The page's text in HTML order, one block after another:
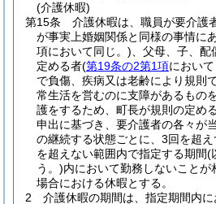
(介護休暇)
第15条
介護休暇は、職員が要介護
が事実上婚姻関係と同様の事情に
項において同じ。) 、父母、子、
定める者(第19条の2第1項におい
で負傷、疾病又は老齢により規則
常生活を営むのに支障があるもの
護をするため、町長が規則の定め
申出に基づき、要介護者の各々が
の継続する状態ごとに、3回を超
を超えない範囲内で指定する期間(
う。)内において勤務しないことが
場合における休暇とする。
2
介護休暇の期間は、指定期間内